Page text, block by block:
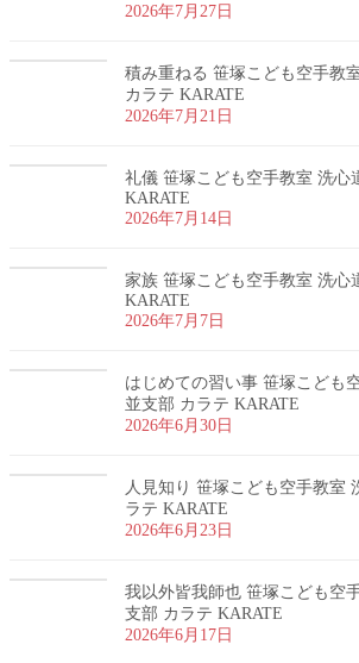
2026年7月27日
積み重ねる 笹塚こども空手教
カラテ KARATE
2026年7月21日
礼儀 笹塚こども空手教室 洗心
KARATE
2026年7月14日
家族 笹塚こども空手教室 洗心
KARATE
2026年7月7日
はじめての習い事 笹塚こども
並支部 カラテ KARATE
2026年6月30日
人見知り 笹塚こども空手教室
ラテ KARATE
2026年6月23日
我以外皆我師也 笹塚こども空
支部 カラテ KARATE
2026年6月17日